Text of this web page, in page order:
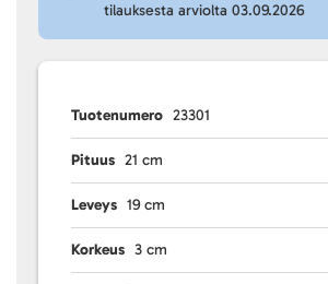
tilauksesta arviolta 03.09.2026
Tuotenumero 23301
Pituus 21 cm
Leveys 19 cm
Korkeus 3 cm